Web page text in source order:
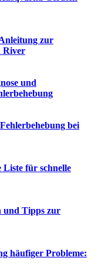
zur
River
und
bei
Liste für schnelle
und Tipps zur
häufiger Probleme: